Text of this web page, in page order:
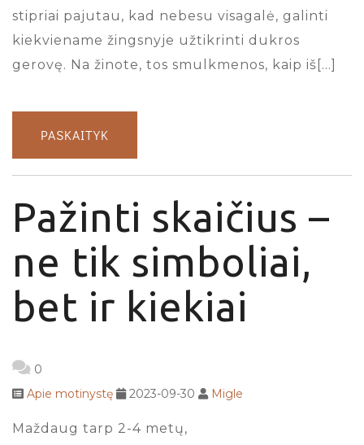
stipriai pajutau, kad nebesu visagalė, galinti
kiekviename žingsnyje užtikrinti dukros
gerovę. Na žinote, tos smulkmenos, kaip iš[…]
PASKAITYK
Pažinti skaičius –
ne tik simboliai,
bet ir kiekiai
0
Apie motinystę
2023-09-30 Migle
Maždaug tarp 2-4 metų,